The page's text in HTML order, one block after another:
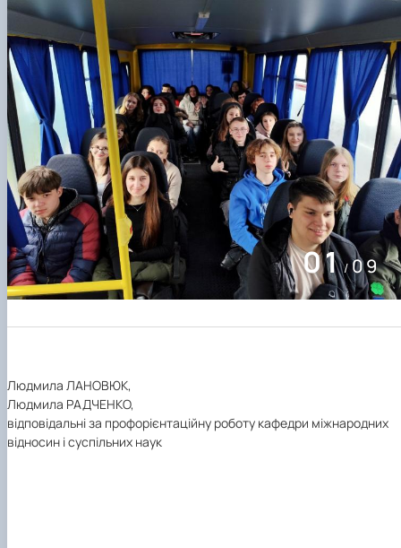
01/ 09
Людмила ЛАНОВЮК,
Людмила РАДЧЕНКО,
відповідальні за профорієнтаційну роботу кафедри міжнародних
відносин і суспільних наук